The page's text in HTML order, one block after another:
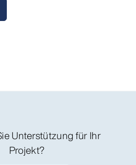
Unterstützung für Ihr
Projekt?